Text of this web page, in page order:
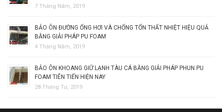
7 Tháng Năm, 2019
BẢO ÔN ĐƯỜNG ỐNG HƠI VÀ CHỐNG TỔN THẤT NHIỆT HIỆU QUẢ
BẰNG GIẢI PHÁP PU FOAM
4 Tháng Năm, 2019
BẢO ÔN KHOANG GIỮ LẠNH TÀU CÁ BẰNG GIẢI PHÁP PHUN PU
FOAM TIÊN TIẾN HIỆN NAY
28 Tháng Tư, 2019